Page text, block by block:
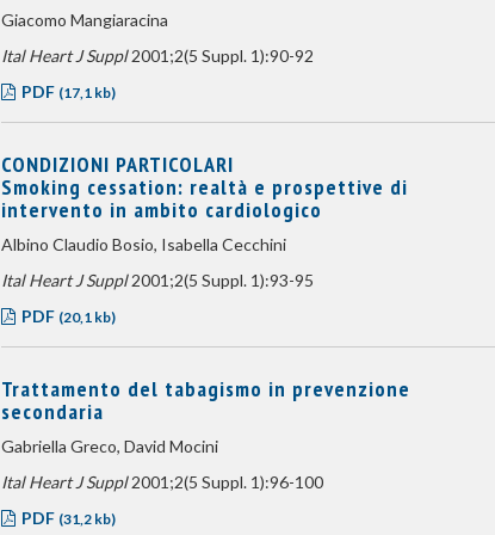
Giacomo Mangiaracina
Ital Heart J Suppl2001;2(5 Suppl. 1):90-92
PDF (17,1 kb)
CONDIZIONI PARTICOLARI
Smoking cessation: realtà e prospettive di
intervento in ambito cardiologico
Albino Claudio Bosio, Isabella Cecchini
Ital Heart J Suppl2001;2(5 Suppl. 1):93-95
PDF (20,1 kb)
Trattamento del tabagismo in prevenzione
secondaria
Gabriella Greco, David Mocini
Ital Heart J Suppl2001;2(5 Suppl. 1):96-100
PDF (31,2 kb)